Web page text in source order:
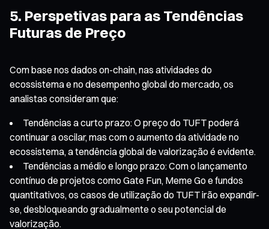
5. Perspetivas para as Tendências
Futuras de Preço
Com base nos dados on-chain, nas atividades do
ecossistema e no desempenho global do mercado, os
analistas consideram que:
Tendências a curto prazo: O preço do TUFT poderá
continuar a oscilar, mas com o aumento da atividade no
ecossistema, a tendência global de valorização é evidente.
Tendências a médio e longo prazo: Com o lançamento
contínuo de projetos como Gate Fun, Meme Go e fundos
quantitativos, os casos de utilização do TUFT irão expandir-
se, desbloqueando gradualmente o seu potencial de
valorização.